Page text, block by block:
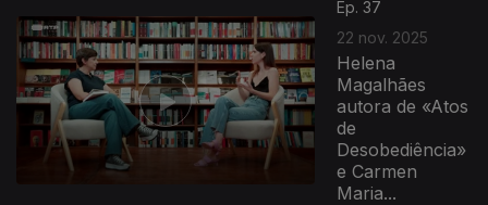
Ep. 37
22 nov. 2025
Helena
Magalhães
autora de «Atos
de
Desobediência»
e Carmen
Maria...